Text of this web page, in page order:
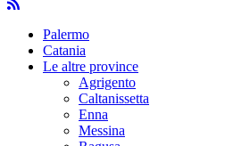
Palermo
Catania
Le altre province
Agrigento
Caltanissetta
Enna
Messina